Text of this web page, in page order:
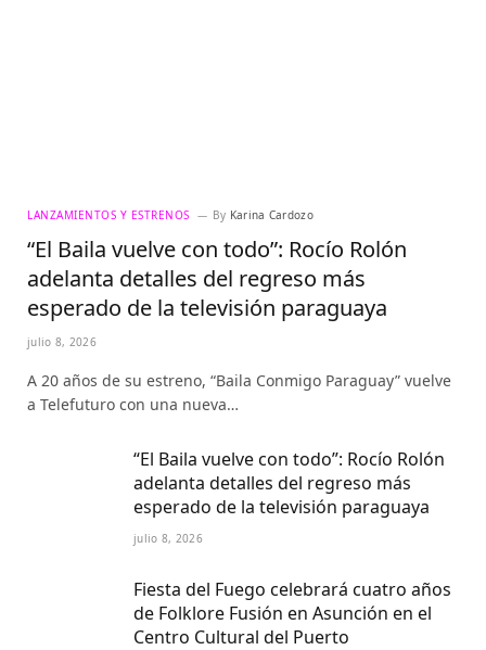
LANZAMIENTOS Y ESTRENOS By Karina Cardozo
“El Baila vuelve con todo”: Rocío Rolón
adelanta detalles del regreso más
esperado de la televisión paraguaya
julio 8, 2026
A 20 años de su estreno, “Baila Conmigo Paraguay” vuelve
a Telefuturo con una nueva…
“El Baila vuelve con todo”: Rocío Rolón
adelanta detalles del regreso más
esperado de la televisión paraguaya
julio 8, 2026
Fiesta del Fuego celebrará cuatro años
de Folklore Fusión en Asunción en el
Centro Cultural del Puerto